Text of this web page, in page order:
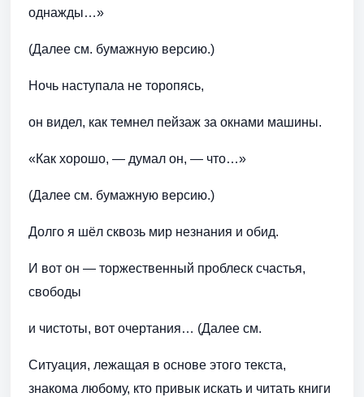
однажды…»
(Далее см. бумажную версию.)
Ночь наступала не торопясь,
он видел, как темнел пейзаж за окнами машины.
«Как хорошо, — думал он, — что…»
(Далее см. бумажную версию.)
Долго я шёл сквозь мир незнания и обид.
И вот он — торжественный проблеск счастья,
свободы
и чистоты, вот очертания… (Далее см.
Ситуация, лежащая в основе этого текста,
знакома любому, кто привык искать и читать книги